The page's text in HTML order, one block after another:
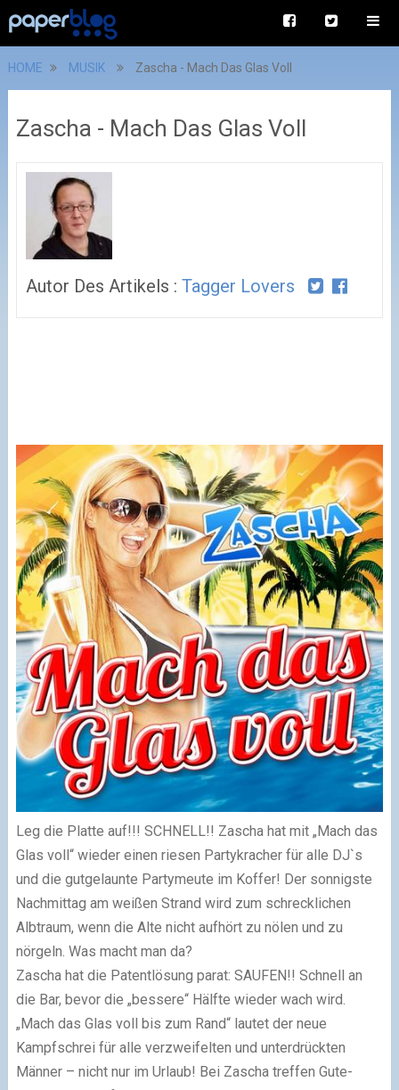
HOME MUSIK Zascha - Mach Das Glas Voll
Zascha - Mach Das Glas Voll
Autor Des Artikels : Tagger Lovers
Leg die Platte auf!!! SCHNELL!! Zascha hat mit „Mach das
Glas voll“ wieder einen riesen Partykracher für alle DJ`s
und die gutgelaunte Partymeute im Koffer! Der sonnigste
Nachmittag am weißen Strand wird zum schrecklichen
Albtraum, wenn die Alte nicht aufhört zu nölen und zu
nörgeln. Was macht man da?
Zascha hat die Patentlösung parat: SAUFEN!! Schnell an
die Bar, bevor die „bessere“ Hälfte wieder wach wird.
„Mach das Glas voll bis zum Rand“ lautet der neue
Kampfschrei für alle verzweifelten und unterdrückten
Männer – nicht nur im Urlaub! Bei Zascha treffen Gute-